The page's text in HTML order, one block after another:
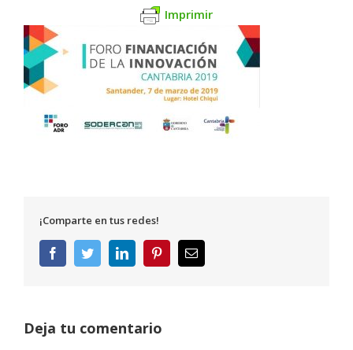
Imprimir
¡Comparte en tus redes!
FacebookTwitterLinkedInPinterestCorreo
electrónico
Deja tu comentario